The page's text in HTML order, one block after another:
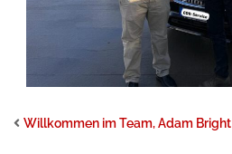
Willkommen im Team, Adam Bright